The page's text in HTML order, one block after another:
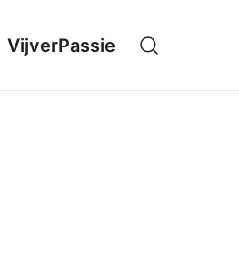
VijverPassie